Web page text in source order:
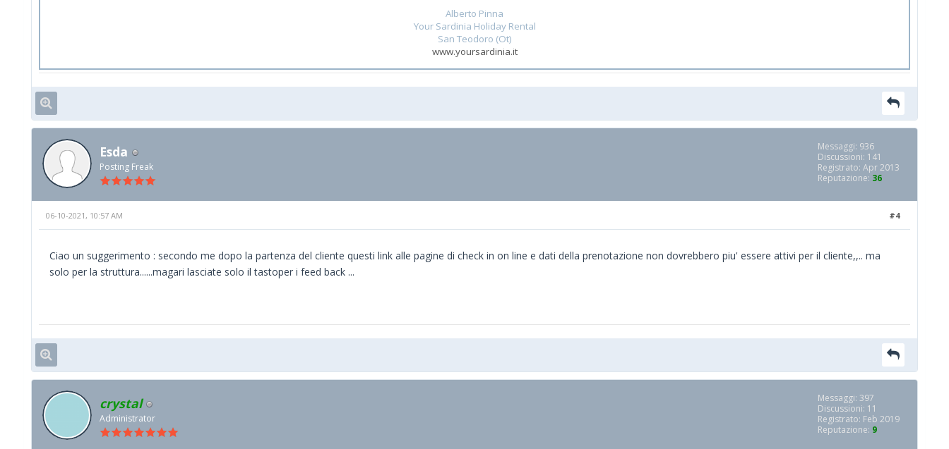
Alberto Pinna
Your Sardinia Holiday Rental
San Teodoro (Ot)
www.yoursardinia.it
Esda
Posting Freak
Messaggi: 936
Discussioni: 141
Registrato: Apr 2013
Reputazione: 36
#4
06-10-2021, 10:57 AM
Ciao un suggerimento : secondo me dopo la partenza del cliente questi link alle pagine di check in on line e dati della prenotazione non dovrebbero piu' essere attivi per il cliente,,.. ma
solo per la struttura......magari lasciate solo il tastoper i feed back ...
crystal
Administrator
Messaggi: 397
Discussioni: 11
Registrato: Feb 2019
Reputazione: 9